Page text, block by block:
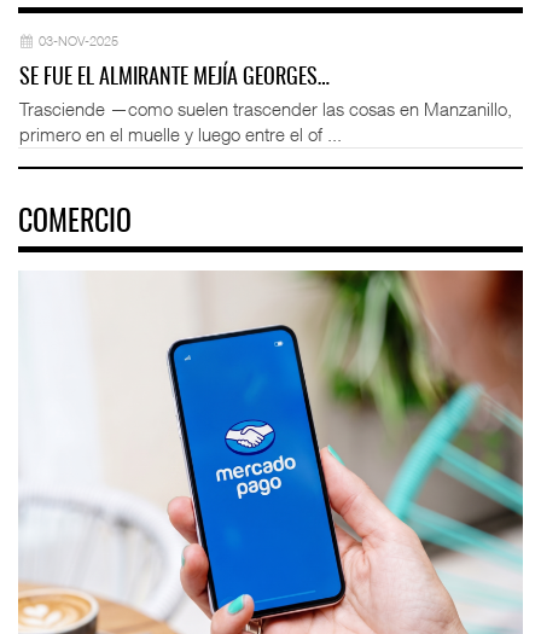
03-NOV-2025
SE FUE EL ALMIRANTE MEJÍA GEORGES…
Trasciende —como suelen trascender las cosas en Manzanillo,
primero en el muelle y luego entre el of ...
COMERCIO